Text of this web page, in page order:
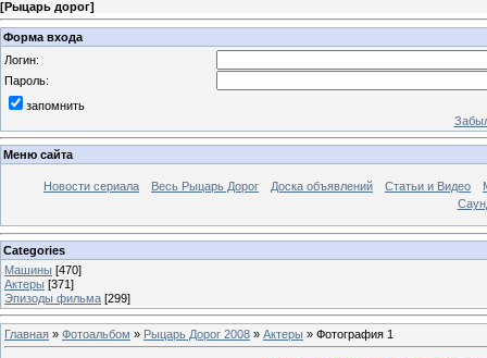
[Рыцарь дорог]
Форма входа
Логин:
Пароль:
запомнить
Меню сайта
Новости сериала Весь Рыцарь Дорог Доска объявлений Статьи и Видео
Categories
Машины [470]
Актеры [371]
Эпизоды фильма [299]
Главная » Фотоальбом » Рыцарь Дорог 2008 » Актеры » Фотография 1